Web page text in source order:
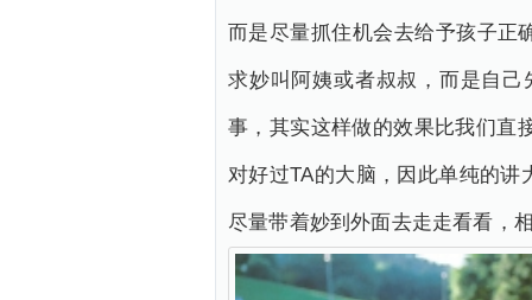
而是尽量抓住机会去给予孩子正
求妙叫阿姨或者叔叔，而是自
事，其实这样做的效果比我们直
对好过TA的大脑，因此单纯的
尽量带着妙到外面去走走看看，